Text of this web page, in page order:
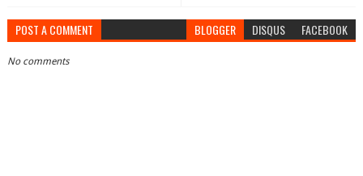
POST A COMMENT BLOGGER DISQUS FACEBOOK
No comments